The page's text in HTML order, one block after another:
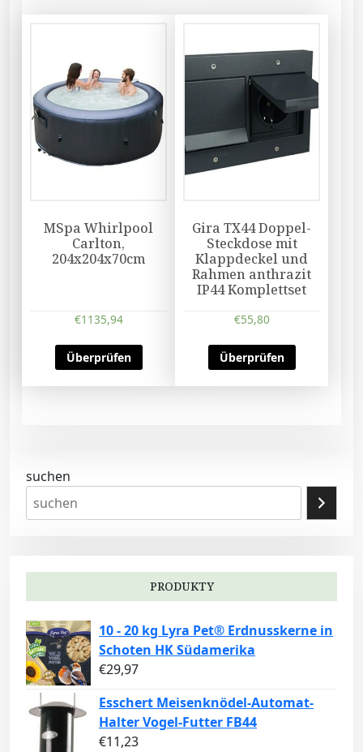
MSpa Whirlpool
Carlton,
204x204x70cm
€1135,94
Überprüfen
Gira TX44 Doppel-
Steckdose mit
Klappdeckel und
Rahmen anthrazit
IP44 Komplettset
€55,80
Überprüfen
suchen
PRODUKTY
10 - 20 kg Lyra Pet® Erdnusskerne in
Schoten HK Südamerika
€29,97
Esschert Meisenknödel-Automat-
Halter Vogel-Futter FB44
€11,23